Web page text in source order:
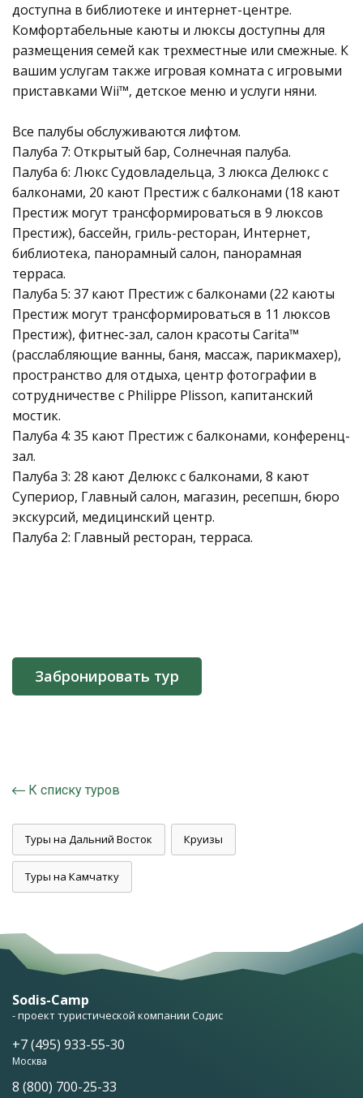
доступна в библиотеке и интернет-центре.
Комфортабельные каюты и люксы доступны для
размещения семей как трехместные или смежные. К
вашим услугам также игровая комната с игровыми
приставками Wii™, детское меню и услуги няни.
Все палубы обслуживаются лифтом.
Палуба 7: Открытый бар, Солнечная палуба.
Палуба 6: Люкс Судовладельца, 3 люкса Делюкс с
балконами, 20 кают Престиж с балконами (18 кают
Престиж могут трансформироваться в 9 люксов
Престиж), бассейн, гриль-ресторан, Интернет,
библиотека, панорамный салон, панорамная
терраса.
Палуба 5: 37 кают Престиж с балконами (22 каюты
Престиж могут трансформироваться в 11 люксов
Престиж), фитнес-зал, салон красоты Carita™
(расслабляющие ванны, баня, массаж, парикмахер),
пространство для отдыха, центр фотографии в
сотрудничестве с Philippe Plisson, капитанский
мостик.
Палуба 4: 35 кают Престиж с балконами, конференц-
зал.
Палуба 3: 28 кают Делюкс с балконами, 8 кают
Супериор, Главный салон, магазин, ресепшн, бюро
экскурсий, медицинский центр.
Палуба 2: Главный ресторан, терраса.
Забронировать тур
К списку туров
Туры на Дальний Восток Круизы
Туры на Камчатку
Sodis-Camp
- проект туристической компании Содис
+7 (495) 933-55-30
Москва
8 (800) 700-25-33